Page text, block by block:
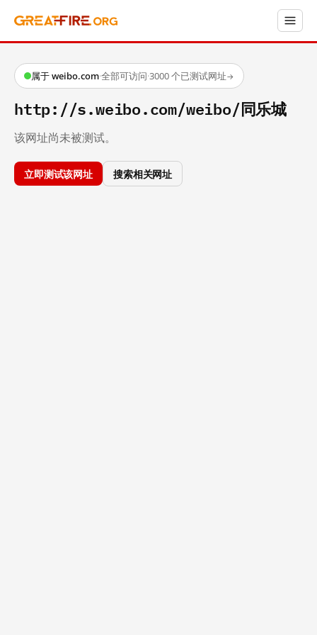
属于 weibo.com·全部可访问·3000 个已测试网址→
http://s.weibo.com/weibo/同乐城
该网址尚未被测试。
立即测试该网址 搜索相关网址